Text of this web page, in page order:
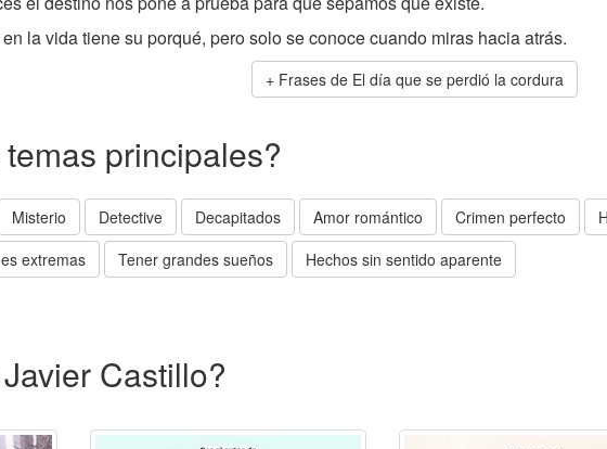
la vida tiene su porqué, pero solo se conoce cuando miras hacia atrás.
Frases de El día que se perdió la cordura
principales?
Misterio Detective Decapitados Amor romántico Crimen perfecto
extremas Tener grandes sueños Hechos sin sentido aparente
Castillo?